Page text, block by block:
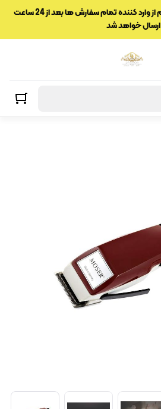
با اطمینان خرید کنید مستقیم از وارد کننده تمام سفارش ها بعد از 24 ساعت
ارسال خواهد شد